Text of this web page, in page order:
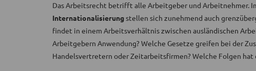
Das Arbeitsrecht betrifft alle Arbeitgeber und Arbeitnehmer.
Internationalisierungstellen sich zunehmend auch
findet in einem Arbeitsverhältnis zwischen ausländischen
Arbeitgebern Anwendung? Welche Gesetze greifen bei der
Handelsvertretern oder Zeitarbeitsfirmen? Welche Folgen